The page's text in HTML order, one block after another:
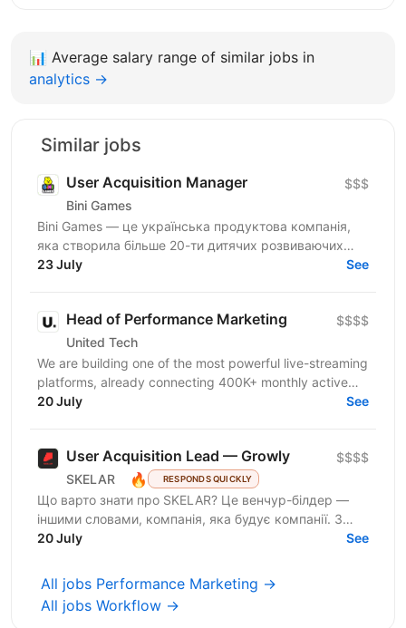
📊 Average salary range of similar jobs in
analytics →
Similar jobs
User Acquisition Manager
Bini Games
$$$
Bini Games — це українська продуктова компанія,
яка створила більше 20-ти дитячих розвиваючих
додатків. У складі компанії понад 150 захоплених...
23 July See
Head of Performance Marketing
United Tech
$$$$
We are building one of the most powerful live-streaming
platforms, already connecting 400K+ monthly active
users through live events, interactive video...
20 July See
User Acquisition Lead — Growly
SKELAR 🔥 RESPONDS QUICKLY
$$$$
Що варто знати про SKELAR? Це венчур-білдер —
іншими словами, компанія, яка будує компанії. З
нами фаундери створюють consumer-бізнеси, які
20 July See
All jobs Performance Marketing →
All jobs Workflow →